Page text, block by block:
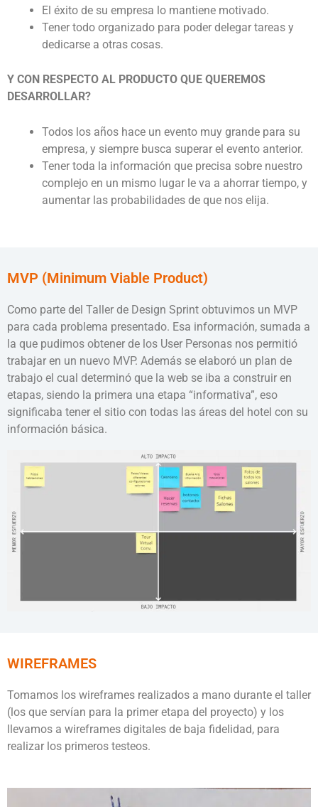
El éxito de su empresa lo mantiene motivado.
Tener todo organizado para poder delegar tareas y
dedicarse a otras cosas.
Y CON RESPECTO AL PRODUCTO QUE QUEREMOS
DESARROLLAR?
Todos los años hace un evento muy grande para su
empresa, y siempre busca superar el evento anterior.
Tener toda la información que precisa sobre nuestro
complejo en un mismo lugar le va a ahorrar tiempo, y
aumentar las probabilidades de que nos elija.
MVP (Minimum Viable Product)
Como parte del Taller de Design Sprint obtuvimos un MVP
para cada problema presentado. Esa información, sumada a
la que pudimos obtener de los User Personas nos permitió
trabajar en un nuevo MVP. Además se elaboró un plan de
trabajo el cual determinó que la web se iba a construir en
etapas, siendo la primera una etapa “informativa”, eso
significaba tener el sitio con todas las áreas del hotel con su
información básica.
WIREFRAMES
Tomamos los wireframes realizados a mano durante el taller
(los que servían para la primer etapa del proyecto) y los
llevamos a wireframes digitales de baja fidelidad, para
realizar los primeros testeos.